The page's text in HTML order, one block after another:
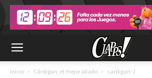
Inicio Cárdigan, el mejor aliado cardigan-1